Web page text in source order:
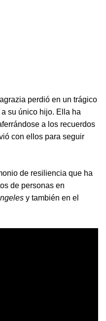
perdió en un trágico
su único hijo. Ella ha
a los recuerdos
con ellos para seguir
de resiliencia que ha
de personas en
y también en el